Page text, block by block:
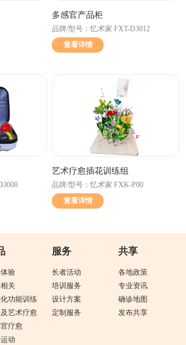
多感官产品柜
品牌/型号：忆术家 FXT-D3012
查看详情
艺术疗愈插花训练组
品牌/型号：忆术家 FXK-P00
查看详情
验
关
功能训练
艺术疗愈
疗愈
动
服务
长者活动
培训服务
设计方案
定制服务
共享
各地政策
专业资讯
确诊地图
发布共享